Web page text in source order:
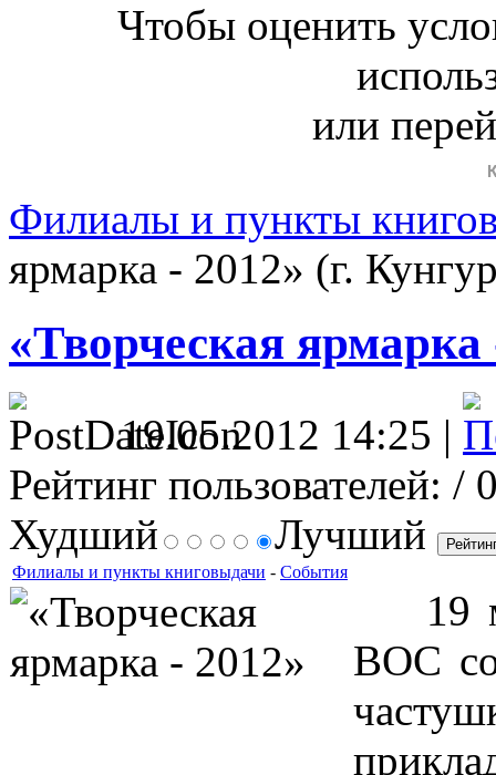
Чтобы оценить
или
Филиалы и пункты
ярмарка - 2012» (г.
«Творческая ярмарка
19.05.2012 14:25 |
Рейтинг пользователей: /
Худший
Лучший
Филиалы и пункты книговыдачи - События
19
ВОС